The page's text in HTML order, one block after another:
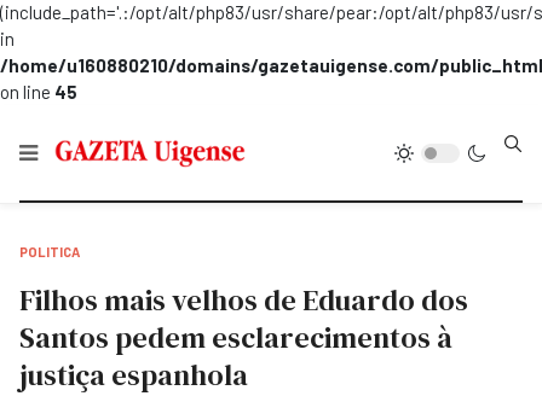
(include_path='.:/opt/alt/php83/usr/share/pear:/opt/alt/php83/
in
/home/u160880210/domains/gazetauigense.com/
on line 45
POLITICA
Filhos mais velhos de Eduardo dos
Santos pedem esclarecimentos à
justiça espanhola